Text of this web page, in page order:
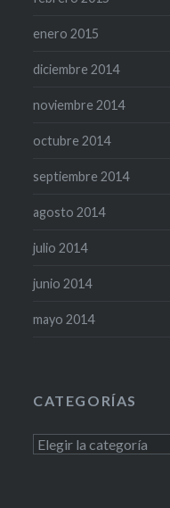
enero 2015
diciembre 2014
noviembre 2014
octubre 2014
septiembre 2014
agosto 2014
julio 2014
junio 2014
mayo 2014
CATEGORÍAS
Categorías